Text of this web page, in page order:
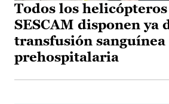
Todos los
SESCAM disponen ya
transfusión sanguínea
prehospitalaria